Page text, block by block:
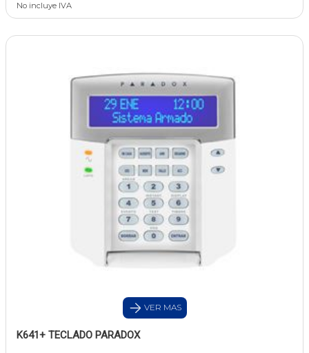
No incluye IVA
VER MAS
K641+ TECLADO PARADOX